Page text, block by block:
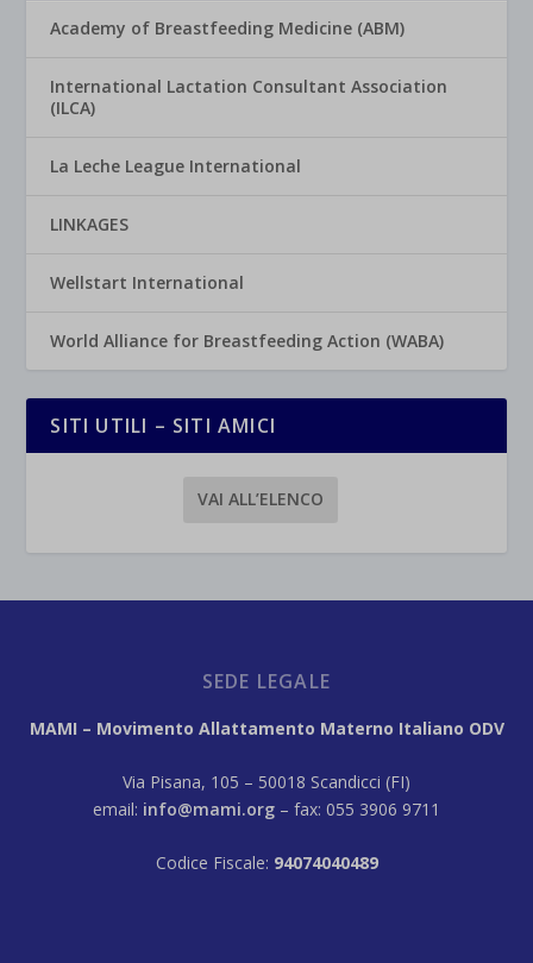
Academy of Breastfeeding Medicine (ABM)
International Lactation Consultant Association
(ILCA)
La Leche League International
LINKAGES
Wellstart International
World Alliance for Breastfeeding Action (WABA)
SITI UTILI – SITI AMICI
VAI ALL’ELENCO
SEDE LEGALE
MAMI – Movimento Allattamento Materno Italiano ODV
Via Pisana, 105 – 50018 Scandicci (FI)
email: info@mami.org – fax: 055 3906 9711
Codice Fiscale: 94074040489